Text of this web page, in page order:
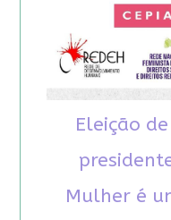
Eleição
Mulher é